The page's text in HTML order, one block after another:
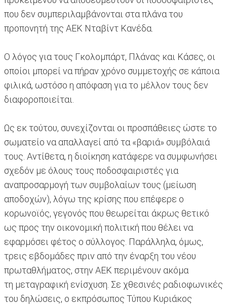
που δεν συμπεριλαμβάνονται στα πλάνα του
προπονητή της ΑΕΚ Νταβίντ Κανέδα.
Ο λόγος για τους Γκολομπάρτ, Πλάνας και Κάσες, οι
οποίοι μπορεί να πήραν χρόνο συμμετοχής σε κάποια
φιλικά, ωστόσο η απόφαση για το μέλλον τους δεν
διαφοροποιείται.
Ως εκ τούτου, συνεχίζονται οι προσπάθειες ώστε το
σωματείο να απαλλαγεί από τα «βαριά» συμβόλαιά
τους. Αντίθετα, η διοίκηση κατάφερε να συμφωνήσει
σχεδόν με όλους τους ποδοσφαιριστές για
αναπροσαρμογή των συμβολαίων τους (μείωση
αποδοχών), λόγω της κρίσης που επέφερε ο
κορωνοϊός, γεγονός που θεωρείται άκρως θετικό
ως προς την οικονομική πολιτική που θέλει να
εφαρμόσει φέτος ο σύλλογος. Παράλληλα, όμως,
τρεις εβδομάδες πριν από την έναρξη του νέου
πρωταθλήματος, στην ΑΕΚ περιμένουν ακόμα
τη μεταγραφική ενίσχυση. Σε χθεσινές ραδιοφωνικές
του δηλώσεις, ο εκπρόσωπος Τύπου Κυριάκος